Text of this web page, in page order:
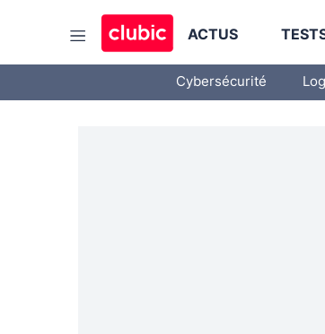
ACTUS
Cybersécurité